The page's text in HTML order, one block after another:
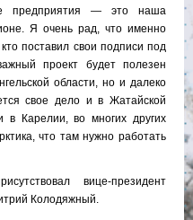
предприятия — это наша
Я очень рад, что именно
поставил свои подписи под
проект будет полезен
области, но и далеко
свое дело и в Жатайской
Карелии, во многих других
что там нужно работать
вице-президент
Колодяжный.